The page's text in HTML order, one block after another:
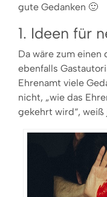
gute Gedanken 🙂
1. Ideen für
Da wäre zum einen
ebenfalls
Ehrenamt viele
nicht, „wie das
gekehrt wird“, weiß